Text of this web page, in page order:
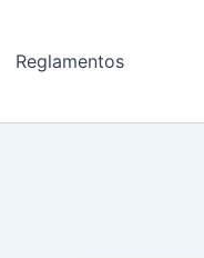
Reglamentos